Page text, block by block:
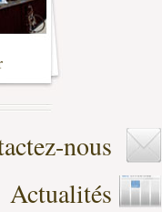
nous
Actualités